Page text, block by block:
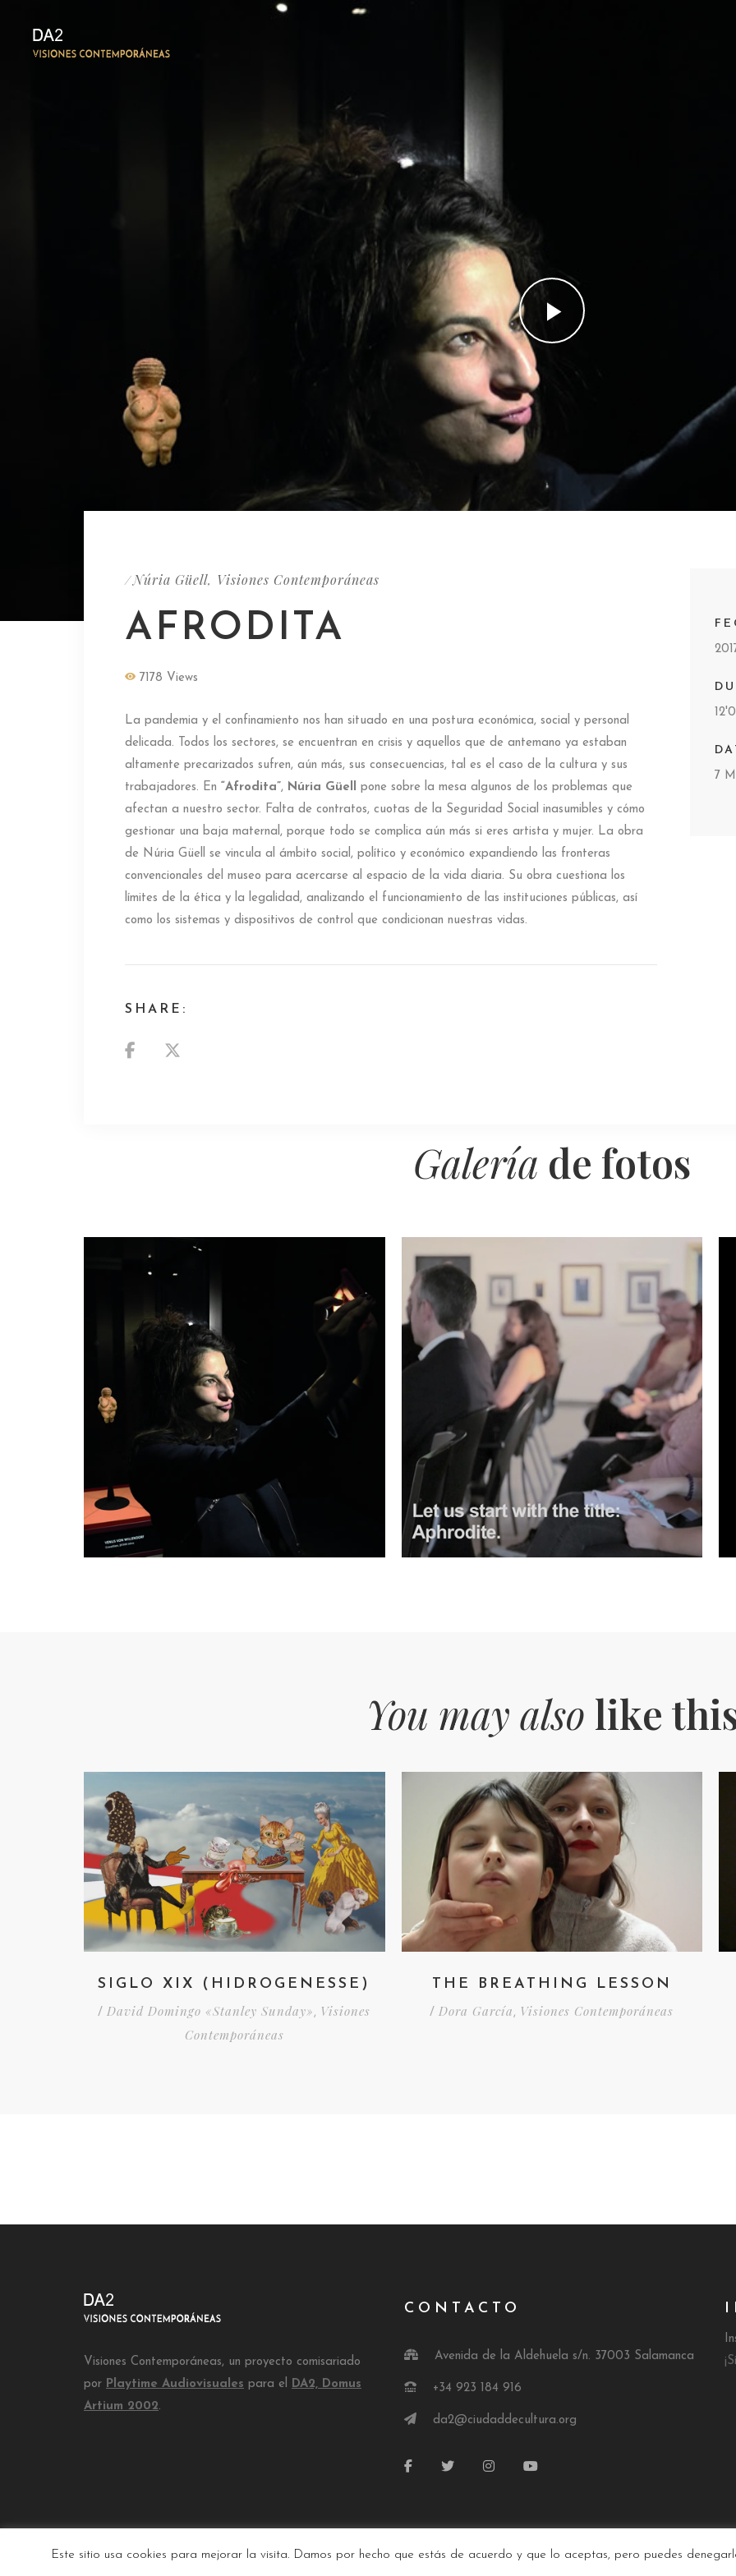
/ Núria Güell, Visiones Contemporáneas
AFRODITA
7178 Views
La pandemia y el confinamiento nos han situado en una postura económica, social y personal
delicada. Todos los sectores, se encuentran en crisis y aquellos que de antemano ya estaban
altamente precarizados sufren, aún más, sus consecuencias, tal es el caso de la cultura y sus
trabajadores. En “Afrodita”, Núria Güell
pone sobre la mesa algunos de los problemas que
afectan a nuestro sector. Falta de contratos, cuotas de la Seguridad Social inasumibles y cómo
gestionar una baja maternal, porque todo se complica aún más si eres artista y mujer. La obra
de Núria Güell se vincula al ámbito social, político y económico expandiendo las fronteras
convencionales del museo para acercarse al espacio de la vida diaria. Su obra cuestiona los
límites de la ética y la legalidad, analizando el funcionamiento de las instituciones públicas, así
como los sistemas y dispositivos de control que condicionan nuestras vidas.
SHARE:
7
Galería de fotos
You may also like
SIGLO XIX (HIDROGENESSE)
/David Domingo «Stanley Sunday», Visiones
Contemporáneas
THE BREATHING LESSON
/Dora García, Visiones Contemporáneas
Visiones Contemporáneas, un proyecto comisariado
por Playtime Audiovisuales para el
DA2, Domus
Artium 2002.
CONTACTO
Avenida de la Aldehuela s/n. 37003 Salamanca
+34 923 184 916
da2@ciudaddecultura.org
Este sitio usa cookies para mejorar la visita. Damos por hecho que estás de acuerdo y que lo aceptas, pero puedes